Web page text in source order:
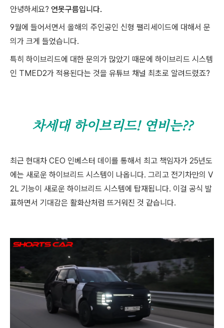
안녕하세요? 연못구름입니다.
9월에 들어서면서 올해의 주인공인 신형 팰리세이드에 대해서 문
의가 크게 들었습니다.
특히 하이브리드에 대한 문의가 많았기 때문에 하이브리드 시스템
인 TMED2가 적용된다는 것을 유튜브 채널 최초로 알려드렸죠?
차세대 하이브리드! 연비는??
최근 현대차 CEO 인베스터 데이를 통해서 최고 책임자가 25년도
에는 새로운 하이브리드 시스템이 나옵니다. 그리고 전기차만의 V
2L 기능이 새로운 하이브리드 시스템에 탑재됩니다. 이걸 공식 발
표하면서 기대감은 활화산처럼 뜨거워진 것 같습니다.